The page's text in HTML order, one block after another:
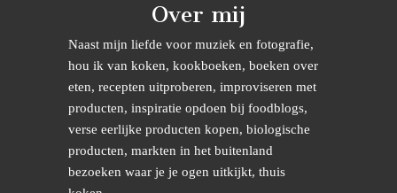
Over mij
Naast mijn liefde voor muziek en fotografie,
hou ik van koken, kookboeken, boeken over
eten, recepten uitproberen, improviseren met
producten, inspiratie opdoen bij foodblogs,
verse eerlijke producten kopen, biologische
producten, markten in het buitenland
bezoeken waar je je ogen uitkijkt, thuis